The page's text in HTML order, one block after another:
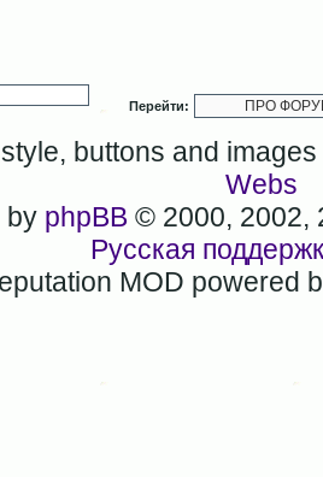
Перейти:
buttons and
Webs
by phpBB © 2000, 2002,
Русская
MOD powered